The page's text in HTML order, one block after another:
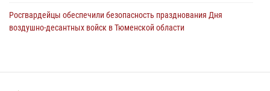
Росгвардейцы обеспечили безопасность празднования Дня
воздушно-десантных войск в Тюменской области